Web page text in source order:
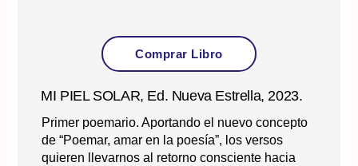
Comprar Libro
MI PIEL SOLAR, Ed. Nueva Estrella, 2023.
Primer poemario. Aportando el nuevo concepto
de “Poemar, amar en la poesía”, los versos
quieren llevarnos al retorno consciente hacia